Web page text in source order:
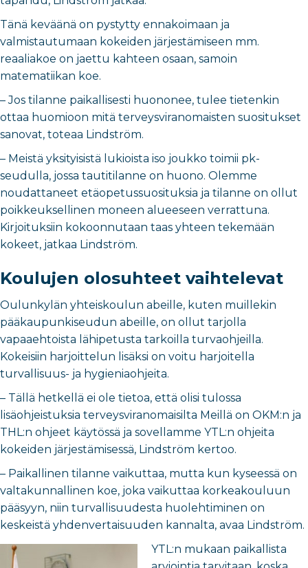
Tänä keväänä on pystytty ennakoimaan ja
valmistautumaan kokeiden järjestämiseen mm.
reaaliakoe on jaettu kahteen osaan, samoin
matematiikan koe.
– Jos tilanne paikallisesti huononee, tulee tietenkin
ottaa huomioon mitä terveysviranomaisten suositukset
sanovat, toteaa Lindström.
– Meistä yksityisistä lukioista iso joukko toimii pk-
seudulla, jossa tautitilanne on huono. Olemme
noudattaneet etäopetussuosituksia ja tilanne on ollut
poikkeuksellinen moneen alueeseen verrattuna.
Kirjoituksiin kokoonnutaan taas yhteen tekemään
kokeet, jatkaa Lindström.
Koulujen olosuhteet vaihtelevat
Oulunkylän yhteiskoulun abeille, kuten muillekin
pääkaupunkiseudun abeille, on ollut tarjolla
vapaaehtoista lähipetusta tarkoilla turvaohjeilla.
Kokeisiin harjoittelun lisäksi on voitu harjoitella
turvallisuus- ja hygieniaohjeita.
– Tällä hetkellä ei ole tietoa, että olisi tulossa
lisäohjeistuksia terveysviranomaisilta Meillä on OKM:n ja
THL:n ohjeet käytössä ja sovellamme YTL:n ohjeita
kokeiden järjestämisessä, Lindström kertoo.
– Paikallinen tilanne vaikuttaa, mutta kun kyseessä on
valtakunnallinen koe, joka vaikuttaa korkeakouluun
pääsyyn, niin turvallisuudesta huolehtiminen on
keskeistä yhdenvertaisuuden kannalta, avaa Lindström.
YTL:n mukaan paikallista